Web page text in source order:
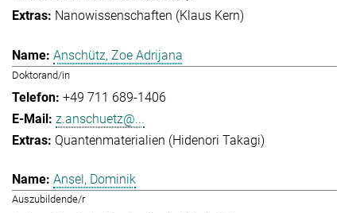
Nanowissenschaften (Klaus Kern)
Anschütz, Zoe Adrijana
Doktorand/in
+49 711 689-1406
z.anschuetz@...
Quantenmaterialien (Hidenori Takagi)
Ansel, Dominik
Auszubildende/r